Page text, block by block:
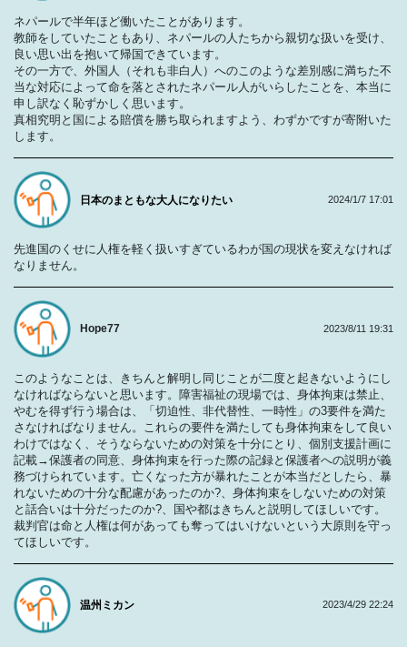
ネパールで半年ほど働いたことがあります。
教師をしていたこともあり、ネパールの人たちから親切な扱いを受け、
良い思い出を抱いて帰国できています。
その一方で、外国人（それも非白人）へのこのような差別感に満ちた不
当な対応によって命を落とされたネパール人がいらしたことを、本当に
申し訳なく恥ずかしく思います。
真相究明と国による賠償を勝ち取られますよう、わずかですが寄附いた
します。
日本のまともな大人になりたい
先進国のくせに人権を軽く扱いすぎているわが国の現状を変えなければ
なりません。
2024/1/7 17:01
Hope77
このようなことは、きちんと解明し同じことが二度と起きないようにし
なければならないと思います。障害福祉の現場では、身体拘束は禁止、
やむを得ず行う場合は、「切迫性、非代替性、一時性」の3要件を満た
さなければなりません。これらの要件を満たしても身体拘束をして良い
わけではなく、そうならないための対策を十分にとり、個別支援計画に
記載→保護者の同意、身体拘束を行った際の記録と保護者への説明が義
務づけられています。亡くなった方が暴れたことが本当だとしたら、暴
れないための十分な配慮があったのか?、身体拘束をしないための対策
と話合いは十分だったのか?、国や都はきちんと説明してほしいです。
裁判官は命と人権は何があっても奪ってはいけないという大原則を守っ
てほしいです。
2023/8/11 19:31
温州ミカン 2023/4/29 22:24